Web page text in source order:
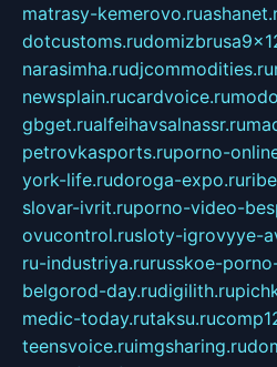
matrasy-kemerovo.ru
dotcustoms.ru
narasimha.rudjcommodities.ru
newsplain.rucardvoice.ru
gbget.rualfeihavsalnassr.ru
petrovkasports.ruporno-
york-life.rudoroga-expo.ru
slovar-ivrit.ruporno-video-
ovucontrol.rusloty-igrovyye-
ru-industriya.rurusskoe-
belgorod-day.rudigilith.ru
medic-today.rutaksu.ru
teensvoice.ruimgsharing.ru